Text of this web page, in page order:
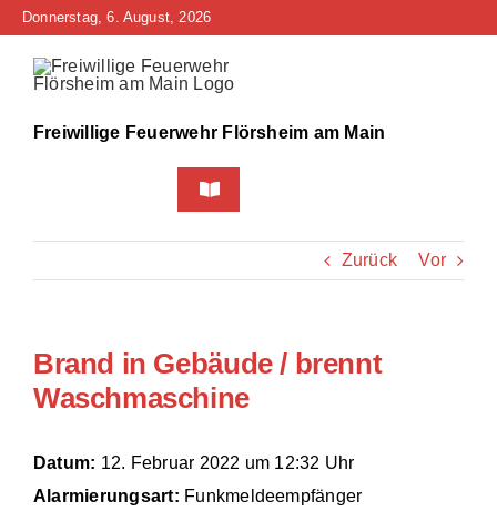
Zum
springen
Donnerstag, 6. August, 2026
Freiwillige Feuerwehr Flörsheim am Main
Toggle
Navigation
Home
Bürgerinfo
Technik
Zurück Vor
Brand in Gebäude / brennt
Waschmaschine
Datum: 12. Februar 2022 um 12:32 Uhr
Alarmierungsart: Funkmeldeempfänger